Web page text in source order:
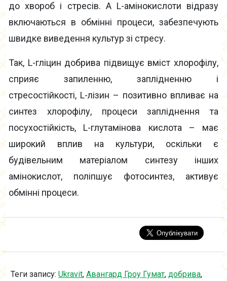
до хвороб і стресів. А L-амінокислоти відразу
включаються в обмінні процеси, забезпечують
швидке виведення культур зі стресу.
Так, L-гліцин добрива підвищує вміст хлорофілу,
сприяє запиленню, заплідненню і
стресостійкості, L-лізин – позитивно впливає на
синтез хлорофілу, процеси запліднення та
посухостійкість, L-глутамінова кислота – має
широкий вплив на культури, оскільки є
будівельним матеріалом синтезу інших
амінокислот, поліпшує фотосинтез, активує
обмінні процеси.
Теги запису: Ukravit, Авангард Гроу Гумат, добрива,